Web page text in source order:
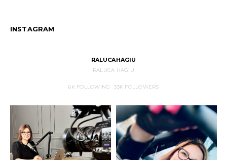
INSTAGRAM
RALUCAHAGIU
RALUCA HAGIU
6KFOLLOWING 33K FOLLOWERS